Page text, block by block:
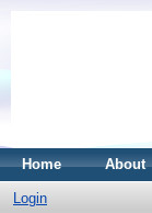
Home About
Login